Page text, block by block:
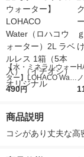
【水・ミネラルウォー
ター】LOHACO Wate
r（ロハコウォータ
シ） オリジナル
490円
5
商品説明
コシがあり丈夫な高